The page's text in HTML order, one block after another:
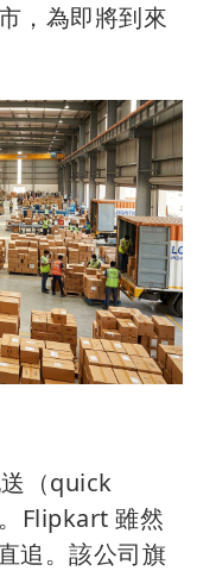
，為即將到來
（quick
Flipkart 雖然
追。該公司旗